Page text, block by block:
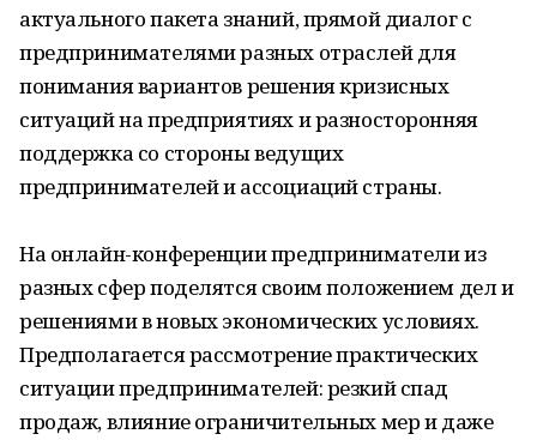
актуального пакета знаний, прямой диалог с
предпринимателями разных отраслей для
понимания вариантов решения кризисных
ситуаций на предприятиях и разносторонняя
поддержка со стороны ведущих
предпринимателей и ассоциаций страны.
На онлайн-конференции предприниматели из
разных сфер поделятся своим положением дел и
решениями в новых экономических условиях.
Предполагается рассмотрение практических
ситуации предпринимателей: резкий спад
продаж, влияние ограничительных мер и даже